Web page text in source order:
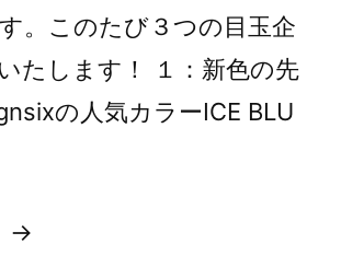
。このたび３つの目玉企
たします！ １：新色の先
の人気カラーICE BLU